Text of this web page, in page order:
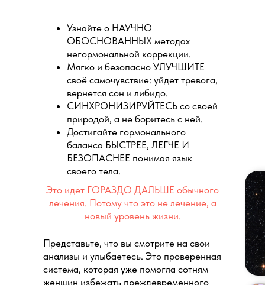
Узнайте о НАУЧНО
ОБОСНОВАННЫХ методах
негормональной коррекции.
Мягко и безопасно УЛУЧШИТЕ
своё самочувствие: уйдет тревога,
вернется сон и либидо.
СИНХРОНИЗИРУЙТЕСЬ со своей
природой, а не боритесь с ней.
Достигайте гормонального
баланса БЫСТРЕЕ, ЛЕГЧЕ И
БЕЗОПАСНЕЕ понимая язык
своего тела.
Это идет ГОРАЗДО ДАЛЬШЕ обычного
лечения. Потому что это не лечение, а
новый уровень жизни.
Представьте, что вы смотрите на свои
анализы и улыбаетесь. Это проверенная
система, которая уже помогла сотням
женщин избежать преждевременного